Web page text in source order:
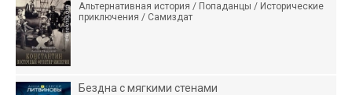
Альтернативная история / Попаданцы / Исторические
приключения / Самиздат
Бездна с мягкими стенами